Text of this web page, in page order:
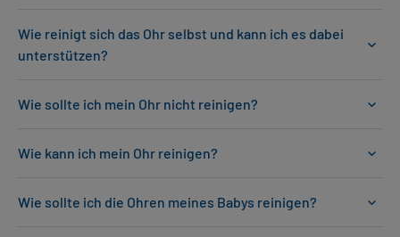
Wie reinigt sich das Ohr selbst und kann ich es dabei
unterstützen?
Wie sollte ich mein Ohr nicht reinigen?
Wie kann ich mein Ohr reinigen?
Wie sollte ich die Ohren meines Babys reinigen?